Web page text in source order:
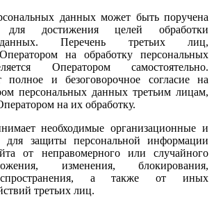
данных может быть поручена
достижения целей обработки
данных. Перечень третьих лиц,
на обработку персональных
Оператором самостоятельно.
полное и безоговорочное согласие на
персональных данных третьим лицам,
на их обработку.
необходимые организационные и
для защиты персональной информации
от неправомерного или случайного
изменения, блокирования,
а также от иных
третьих лиц.